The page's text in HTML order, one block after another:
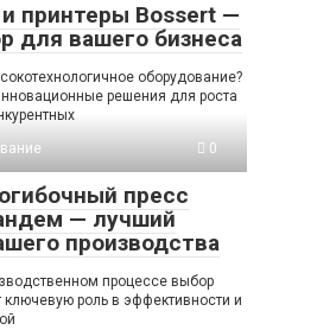
принтеры Bossert —
для вашего бизнеса
оборудование?
решения для роста
0
пресс
— лучший
производства
процессе выбор
ключевую роль в эффективности и